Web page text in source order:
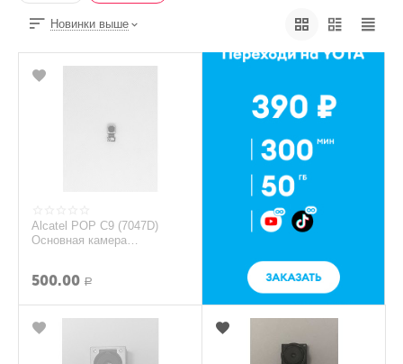
Новинки выше
Alcatel POP C9 (7047D)
Основная камера
500.00 Р